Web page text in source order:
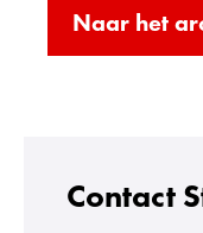
Naar het
Contact